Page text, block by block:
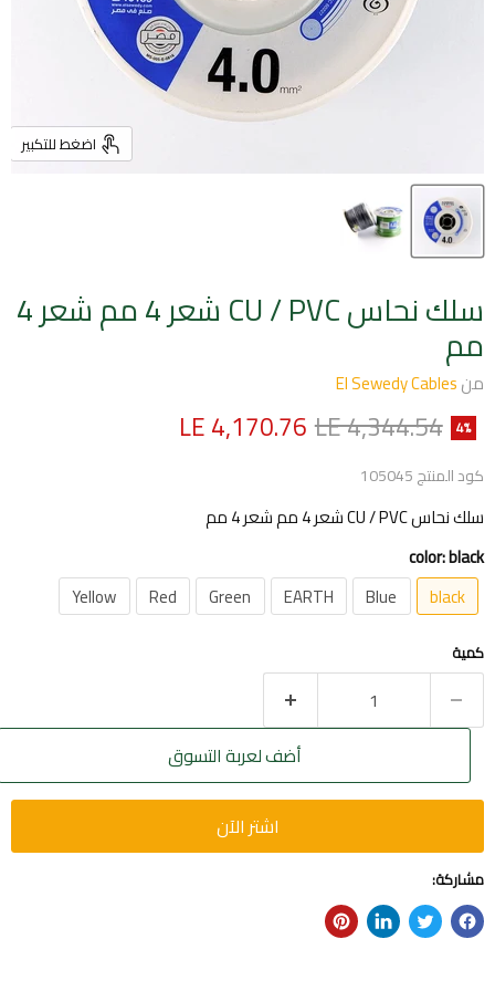
اضغط للتكبير
سلك نحاس CU / PVC شعر 4 مم شعر 4
مم
منEl Sewedy Cables
4% السعر الأصلي
LE 4,344.54السعر الحالي
LE 4,170.76
كود المنتج105045
سلك نحاس CU / PVC شعر 4 مم شعر 4 مم
color:black
black
Blue
EARTH
Green
Red
Yellow
كمية
أضف لعربة التسوق
اشتر الآن
مشاركة: